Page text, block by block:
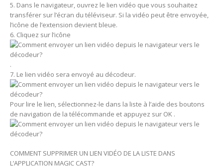
5. Dans le navigateur, ouvrez le lien vidéo que vous souhaitez
transférer sur l’écran du téléviseur. Si la vidéo peut être envoyée,
l’icône de l’extension devient bleue.
6. Cliquez sur l’icône
.
7. Le lien vidéo sera envoyé au décodeur.
Pour lire le lien, sélectionnez-le dans la liste à l’aide des boutons
de navigation de la télécommande et appuyez sur OK .
COMMENT SUPPRIMER UN LIEN VIDÉO DE LA LISTE DANS
L’APPLICATION MAGIC CAST?